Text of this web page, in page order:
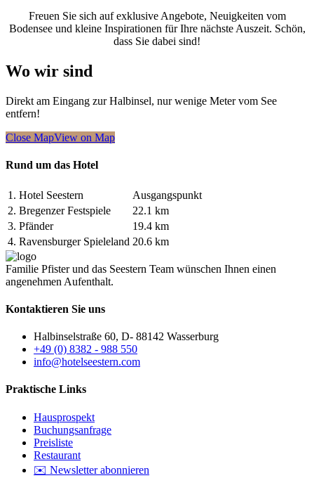
Freuen Sie sich auf exklusive Angebote, Neuigkeiten vom
Bodensee und kleine Inspirationen für Ihre nächste Auszeit. Schön,
dass Sie dabei sind!
Wo wir sind
Direkt am Eingang zur Halbinsel, nur wenige Meter vom See
entfern!
Close MapView on Map
Rund um das Hotel
1. Hotel Seestern
Ausgangspunkt
2. Bregenzer Festspiele
22.1 km
3. Pfänder
19.4 km
4. Ravensburger Spieleland 20.6 km
Familie Pfister und das Seestern Team wünschen Ihnen einen
angenehmen Aufenthalt.
Kontaktieren Sie uns
Halbinselstraße 60, D- 88142 Wasserburg
+49 (0) 8382 - 988 550
info@hotelseestern.com
Praktische Links
Hausprospekt
Buchungsanfrage
Preisliste
Restaurant
✉️ Newsletter abonnieren